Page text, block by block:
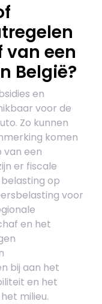
van een
België?
en
voor de
Zo kunnen
komen
van een
er fiscale
op
voor
en het
bij aan het
en het
milieu.